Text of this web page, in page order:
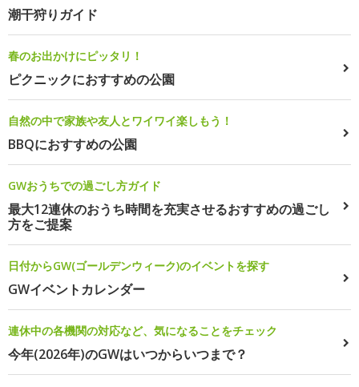
潮干狩りガイド
春のお出かけにピッタリ！
ピクニックにおすすめの公園
自然の中で家族や友人とワイワイ楽しもう！
BBQにおすすめの公園
GWおうちでの過ごし方ガイド
最大12連休のおうち時間を充実させるおすすめの過ごし
方をご提案
日付からGW(ゴールデンウィーク)のイベントを探す
GWイベントカレンダー
連休中の各機関の対応など、気になることをチェック
今年(2026年)のGWはいつからいつまで？